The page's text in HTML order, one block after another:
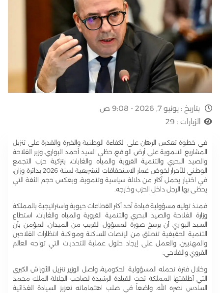
بتاريخ : يونيو 7, 2026 - 9:08 ص
الزيارات : 29
في خطوة تعكس الرهان على الكفاءة الوطنية والخبرة والقدرة على تنزيل
المشاريع التنموية على أرض الواقع، حظي السيد أحمد البواري، وزير الفلاحة
والصيد البحري والتنمية القروية والمياه والغابات، بتزكية حزب التجمع
الوطني للأحرار لخوض غمار الاستحقاقات التشريعية لسنة 2026 بدائرة وزان،
في اختيار يحمل أكثر من دلالة سياسية وتنموية، ويعكس حجم الثقة التي
يحظى بها الرجل داخل الحزب وخارجه.
فمنذ توليه مسؤولية قيادة أحد أكثر القطاعات حيوية واستراتيجية بالمملكة
وزارة الفلاحة والصيد البحري والتنمية القروية والمياه والغابات، استطاع
السيد البواري أن يرسخ صورة المسؤول القريب من الميدان، المؤمن بأن
التنمية الحقيقية تنطلق من الإنصات للساكنة ومواكبة انتظارات الفلاحين
والمهنيين، والعمل على إيجاد حلول عملية للتحديات التي تواجه العالم
القروي والفلاحي.
وخلال فترة تحمله المسؤولية الحكومية، واصل الوزير تنزيل الأوراش الكبرى
التي أطلقتها المملكة تحت القيادة الرشيدة لصاحب الجلالة الملك محمد
السادس نصره الله، واضعاً في صلب اهتماماته تعزيز السيادة الغذائية